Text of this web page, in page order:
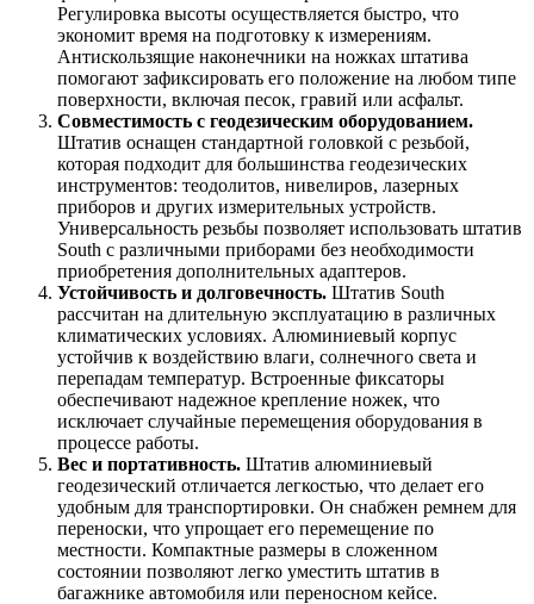
Регулировка высоты осуществляется быстро, что
экономит время на подготовку к измерениям.
Антискользящие наконечники на ножках штатива
помогают зафиксировать его положение на любом типе
поверхности, включая песок, гравий или асфальт.
Совместимость с геодезическим оборудованием.
Штатив оснащен стандартной головкой с резьбой,
которая подходит для большинства геодезических
инструментов: теодолитов, нивелиров, лазерных
приборов и других измерительных устройств.
Универсальность резьбы позволяет использовать штатив
South с различными приборами без необходимости
приобретения дополнительных адаптеров.
Устойчивость и долговечность. Штатив South
рассчитан на длительную эксплуатацию в различных
климатических условиях. Алюминиевый корпус
устойчив к воздействию влаги, солнечного света и
перепадам температур. Встроенные фиксаторы
обеспечивают надежное крепление ножек, что
исключает случайные перемещения оборудования в
процессе работы.
Вес и портативность. Штатив алюминиевый
геодезический отличается легкостью, что делает его
удобным для транспортировки. Он снабжен ремнем для
переноски, что упрощает его перемещение по
местности. Компактные размеры в сложенном
состоянии позволяют легко уместить штатив в
багажнике автомобиля или переносном кейсе.